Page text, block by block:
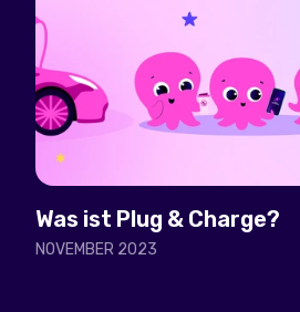
Was ist Plug & Charge?
NOVEMBER 2023